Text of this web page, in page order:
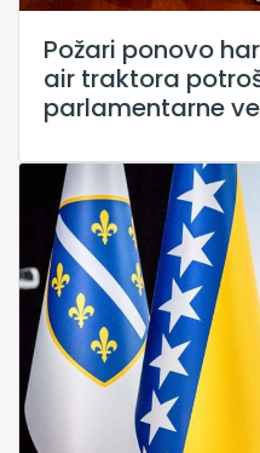
Požari ponovo
air traktora
parlamentarne